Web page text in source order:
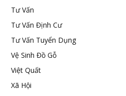
Tư Vấn
Tư Vấn Định Cư
Tư Vấn Tuyển Dụng
Vệ Sinh Đồ Gỗ
Việt Quất
Xã Hội